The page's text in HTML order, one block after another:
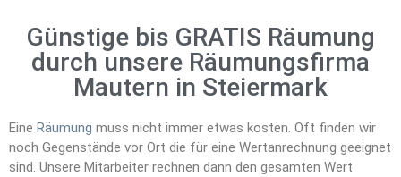
Günstige bis GRATIS Räumung
durch unsere Räumungsfirma
Mautern in Steiermark
Eine Räumung muss nicht immer etwas kosten. Oft finden wir
noch Gegenstände vor Ort die für eine Wertanrechnung geeignet
sind. Unsere Mitarbeiter rechnen dann den gesamten Wert